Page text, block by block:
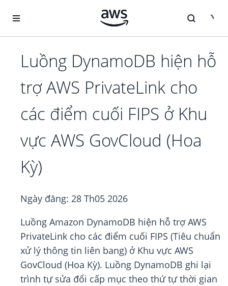
Luồng DynamoDB hiện hỗ
trợ AWS PrivateLink cho
các điểm cuối FIPS ở Khu
vực AWS GovCloud (Hoa
Kỳ)
Ngày đăng: 28 Th05 2026
Luồng Amazon DynamoDB hiện hỗ trợ AWS
PrivateLink cho các điểm cuối FIPS (Tiêu chuẩn
xử lý thông tin liên bang) ở Khu vực AWS
GovCloud (Hoa Kỳ). Luồng DynamoDB ghi lại
trình tự sửa đổi cấp mục theo thứ tự thời gian